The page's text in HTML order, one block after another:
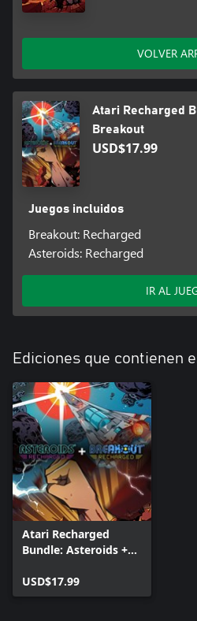
VOLVER
Atari Recharged
Breakout
USD$17.99
Juegos incluidos
Breakout: Recharged
Asteroids: Recharged
IR AL
Ediciones que contienen
Atari Recharged
Bundle: Asteroids +
USD$17.99